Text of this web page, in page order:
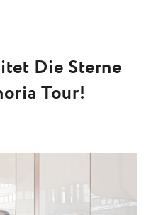
Die Sterne
Tour!